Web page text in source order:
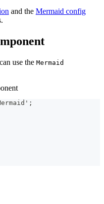
and the Mermaid config
use the Mermaid